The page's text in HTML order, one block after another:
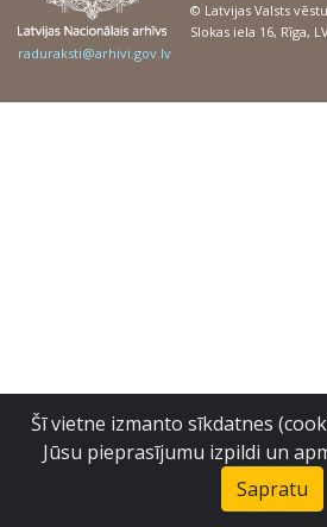
© Latvijas Valsts
Slokas iela 16, Rīga,
raduraksti@arhivi.gov.lv
Šī vietne izmanto sīkdatnes
Jūsu pieprasījumu izpildi un
Sapratu